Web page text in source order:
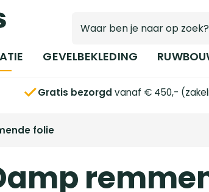
GEVELBEKLEDING
Gratis bezorgd vanaf € 450,-
folie